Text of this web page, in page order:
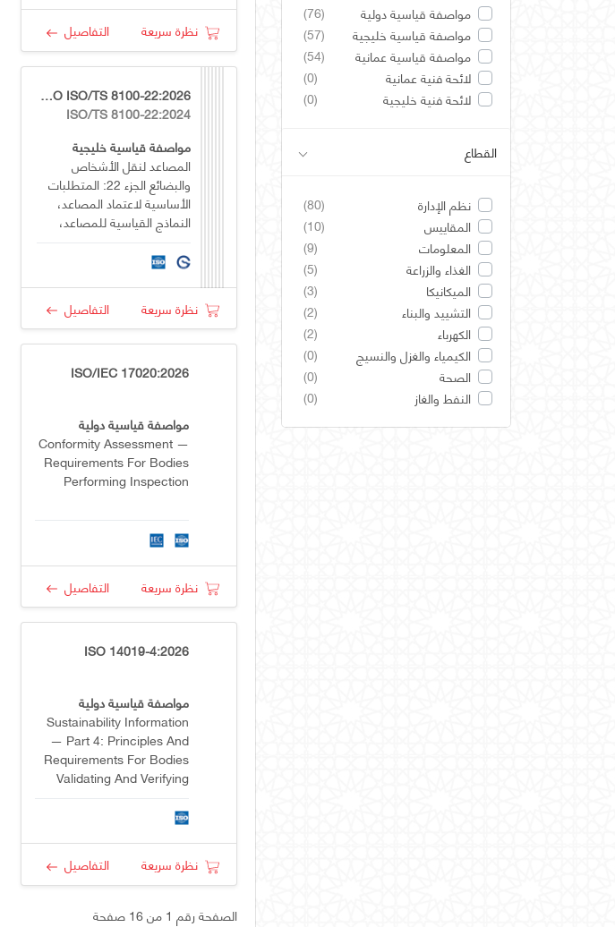
مواصفة قياسية دولية
(76)
مواصفة قياسية خليجية
(57)
مواصفة قياسية عمانية
(54)
لائحة فنية عمانية
(0)
لائحة فنية خليجية
(0)
القطاع
نظم الإدارة
(80)
المقاييس
(10)
المعلومات
(9)
الغذاء والزراعة
(5)
الميكانيكا
(3)
التشييد والبناء
(2)
الكهرباء
(2)
الكيمياء والغزل والنسيج
(0)
الصحة
(0)
النفط والغاز
(0)
نظرة سريعة التفاصيل
GSO ISO/TS 8100-22:2026
ISO/TS 8100-22:2024
مواصفة قياسية خليجية
المصاعد لنقل الأشخاص
والبضائع الجزء 22: المتطلبات
الأساسية لاعتماد المصاعد،
النماذج القياسية للمصاعد،
مكونات المصاعد، ووظائف
المصاعد
نظرة سريعة التفاصيل
ISO/IEC 17020:2026
مواصفة قياسية دولية
Conformity Assessment —
Requirements For Bodies
Performing Inspection
نظرة سريعة التفاصيل
ISO 14019-4:2026
مواصفة قياسية دولية
Sustainability Information
— Part 4: Principles And
Requirements For Bodies
Validating And Verifying
نظرة سريعة التفاصيل
الصفحة رقم 1 من 16 صفحة